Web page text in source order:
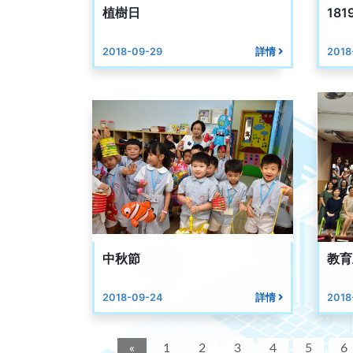
植樹日
2018-09-29 詳情
中秋節
2018-09-24 詳情
教
« 1 2 3 4 5 6